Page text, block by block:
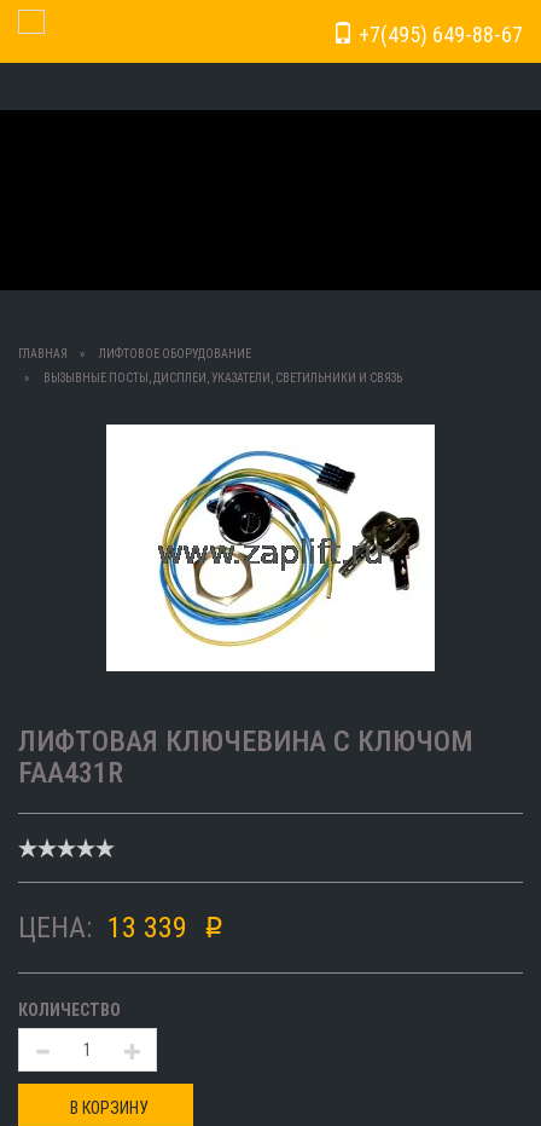
+7(495) 649-88-67
Toggle Navigation
ГЛАВНАЯ
ЛИФТОВОЕ ОБОРУДОВАНИЕ
ВЫЗЫВНЫЕ ПОСТЫ, ДИСПЛЕИ, УКАЗАТЕЛИ, СВЕТИЛЬНИКИ И СВЯЗЬ
ЛИФТОВАЯ КЛЮЧЕВИНА С КЛЮЧОМ
FAA431R
ЦЕНА: 13 339 p
КОЛИЧЕСТВО
В КОРЗИНУ